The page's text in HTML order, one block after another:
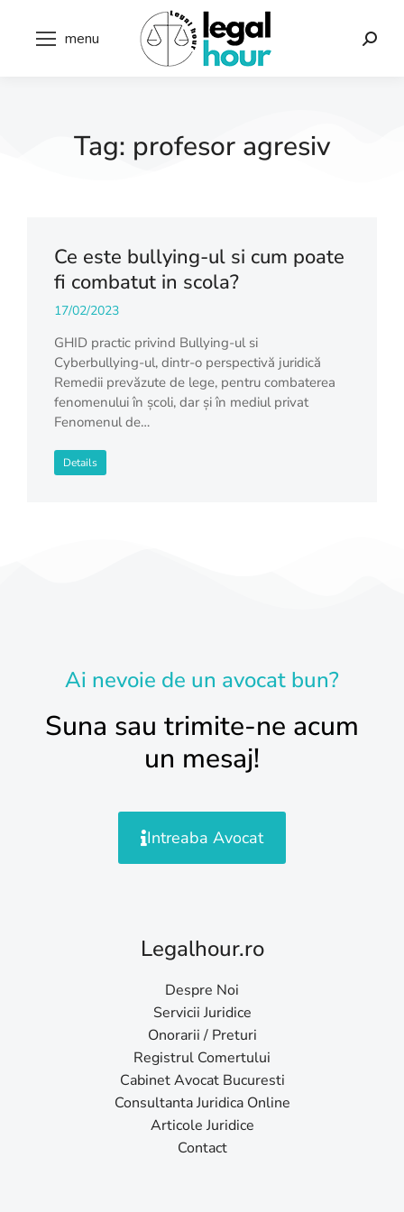
menu
Tag: profesor agresiv
Ce este bullying-ul si cum poate
fi combatut in scola?
17/02/2023
GHID practic privind Bullying-ul si
Cyberbullying-ul, dintr-o perspectivă juridică
Remedii prevăzute de lege, pentru combaterea
fenomenului în școli, dar și în mediul privat
Fenomenul de…
Details
Ai nevoie de un avocat bun?
Suna sau trimite-ne acum
un mesaj!
Intreaba Avocat
Legalhour.ro
Despre Noi
Servicii Juridice
Onorarii / Preturi
Registrul Comertului
Cabinet Avocat Bucuresti
Consultanta Juridica Online
Articole Juridice
Contact